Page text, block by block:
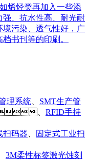
烯烃类再加入一些添
、抗水性高、耐光耐
染、透气性好，广
档书刊等的印刷。
理系统
SMT生产管
、 RFID手持
扫码器
固定式工业扫
3M柔性标签激光蚀刻